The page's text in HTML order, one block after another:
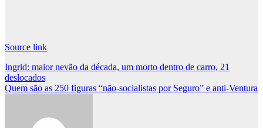
Source link
Post
navigation
Ingrid: maior nevão da década, um morto dentro de carro, 21
deslocados
Quem são as 250 figuras “não-socialistas por Seguro” e anti-Ventura